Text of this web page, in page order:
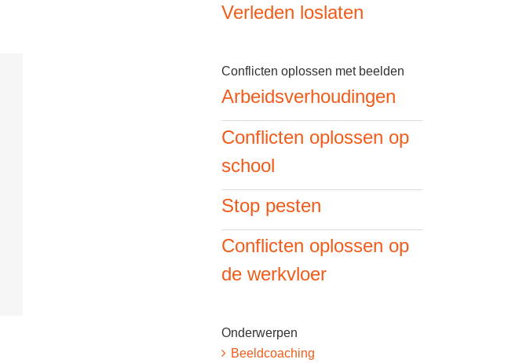
Verleden loslaten
Conflicten oplossen met beelden
Arbeidsverhoudingen
Conflicten oplossen op
school
Stop pesten
Conflicten oplossen op
de werkvloer
Onderwerpen
Beeldcoaching